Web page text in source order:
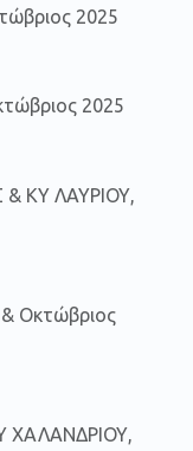
2025
2025
ΚΥ ΛΑΥΡΙΟΥ,
Οκτώβριος
ΧΑΛΑΝΔΡΙΟΥ,